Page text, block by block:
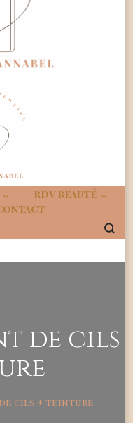
RDV BEAUTÉ
de cils
cils + teinture